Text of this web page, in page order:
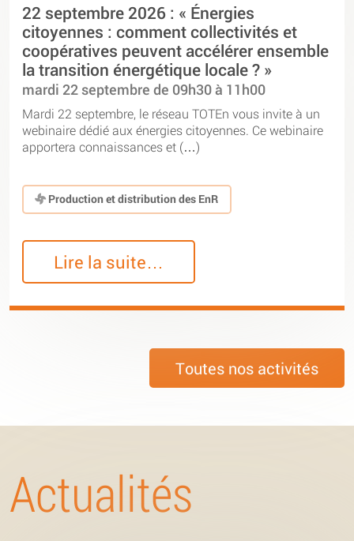
22 septembre 2026 : « Énergies
citoyennes : comment collectivités et
coopératives peuvent accélérer ensemble
la transition énergétique locale ? »
mardi 22 septembre de 09h30 à 11h00
Mardi 22 septembre, le réseau TOTEn vous invite à un
webinaire dédié aux énergies citoyennes. Ce webinaire
apportera connaissances et (…)
Production et distribution des EnR
Lire la suite…
Toutes nos activités
Actualités